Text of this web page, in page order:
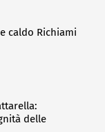
caldo Richiami
delle